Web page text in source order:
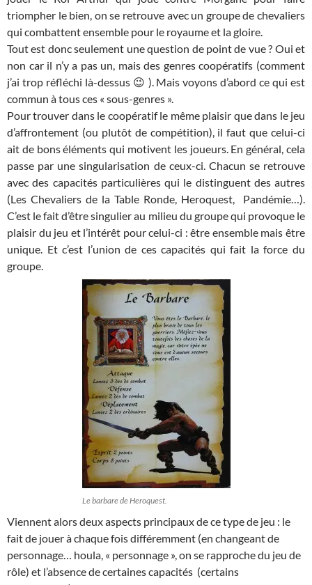
triompher le bien, on se retrouve avec un groupe de chevaliers
qui combattent ensemble pour le royaume et la gloire.
Tout est donc seulement une question de point de vue ? Oui et
non car il n’y a pas un, mais des genres coopératifs (comment
j’ai trop réfléchi là-dessus 😉 ). Mais voyons d’abord ce qui est
commun à tous ces « sous-genres ».
Pour trouver dans le coopératif le même plaisir que dans le jeu
d’affrontement (ou plutôt de compétition), il faut que celui-ci
ait de bons éléments qui motivent les joueurs. En général, cela
passe par une singularisation de ceux-ci. Chacun se retrouve
avec des capacités particulières qui le distinguent des autres
(Les Chevaliers de la Table Ronde, Heroquest, Pandémie…).
C’est le fait d’être singulier au milieu du groupe qui provoque le
plaisir du jeu et l’intérêt pour celui-ci : être ensemble mais être
unique. Et c’est l’union de ces capacités qui fait la force du
groupe.
Le barbare de Heroquest.
Viennent alors deux aspects principaux de ce type de jeu : le
fait de jouer à chaque fois différemment (en changeant de
personnage… houla, « personnage », on se rapproche du jeu de
rôle) et l’absence de certaines capacités (certains